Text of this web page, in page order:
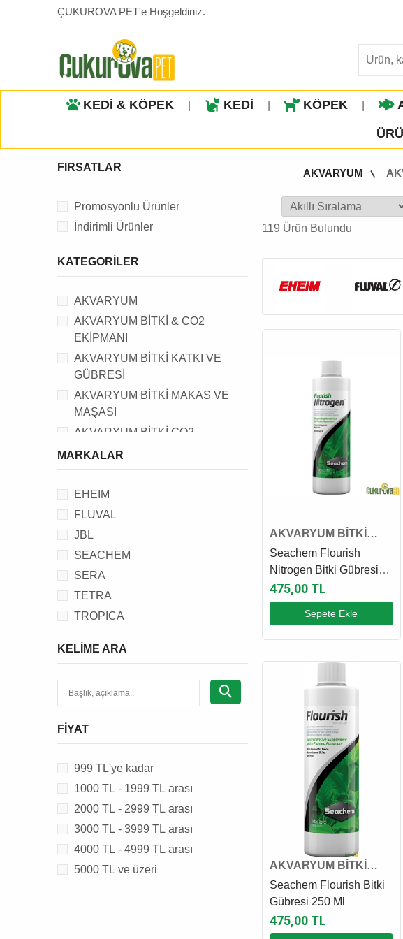
ÇUKUROVA PET'e Hoşgeldiniz.
KEDİ & KÖPEK KEDİ KÖPEK
AKVARYUM
119 Ürün Bulundu
AKVARYUM BİTKİ
KATKI VE GÜBRESİ
Seachem Flourish
Nitrogen Bitki Gübresi
250 Ml
475,00 TL
Sepete Ekle
AKVARYUM BİTKİ
KATKI VE GÜBRESİ
Seachem Flourish Bitki
Gübresi 250 Ml
475,00 TL
FIRSATLAR
Promosyonlu Ürünler
İndirimli Ürünler
KATEGORILER
AKVARYUM
AKVARYUM BİTKİ & CO2
EKİPMANI
AKVARYUM BİTKİ KATKI VE
GÜBRESİ
AKVARYUM BİTKİ MAKAS VE
MAŞASI
AKVARYUM BİTKİ CO2
AKSESUARI
MARKALAR
EHEIM
FLUVAL
JBL
SEACHEM
SERA
TETRA
TROPICA
KELIME ARA
FIYAT
999 TL'ye kadar
1000 TL - 1999 TL arası
2000 TL - 2999 TL arası
3000 TL - 3999 TL arası
4000 TL - 4999 TL arası
5000 TL ve üzeri